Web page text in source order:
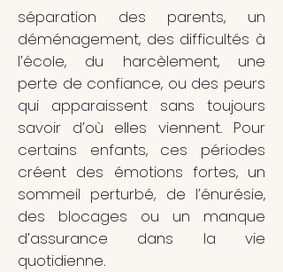
séparation des parents, un
déménagement, des difficultés à
l’école, du harcèlement, une
perte de confiance, ou des peurs
qui apparaissent sans toujours
savoir d’où elles viennent. Pour
certains enfants, ces périodes
créent des émotions fortes, un
sommeil perturbé, de l’énurésie,
des blocages ou un manque
d’assurance dans la vie
quotidienne.